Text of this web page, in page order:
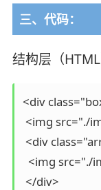
三、代码：
结构层（HTML
<div
<img src="./
<div
<img src="./
</div>